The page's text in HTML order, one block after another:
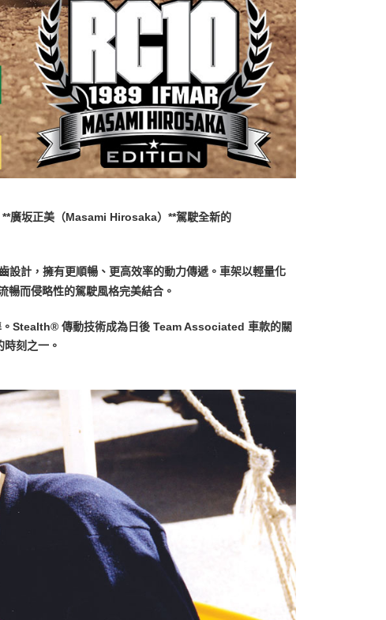
廣坂正美（Masami Hirosaka）**駕駛全新的
設計，擁有更順暢、更高效率的動力傳遞。車架以輕量化
而侵略性的駕駛風格完美結合。
Stealth® 傳動技術成為日後 Team Associated 車款的關
刻之一。